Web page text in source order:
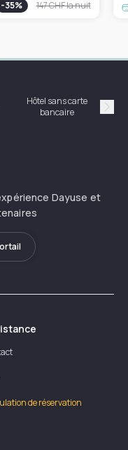
-35% 147 CHFla nuit
Hôtel sans carte
bancaire
Dayuse et
de réservation